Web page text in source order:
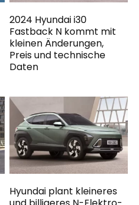
2024 Hyundai i30
Fastback N kommt mit
kleinen Änderungen,
Preis und technische
Daten
Hyundai plant kleineres